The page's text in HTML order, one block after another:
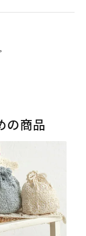
の商品